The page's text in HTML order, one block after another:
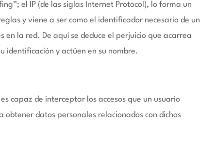
el IP (de las siglas Internet Protocol), lo forma un
y viene a ser como el identificador necesario de un
la red. De aquí se deduce el perjuicio que acarrea
identificación y actúen en su nombre.
capaz de interceptar los accesos que un usuario
datos personales relacionados con dichos